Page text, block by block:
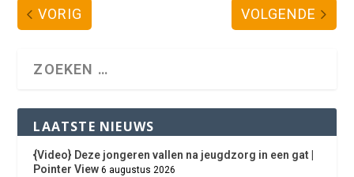
VORIG VOLGENDE
LAATSTE NIEUWS
{Video} Deze jongeren vallen na jeugdzorg in een gat |
Pointer View 6 augustus 2026